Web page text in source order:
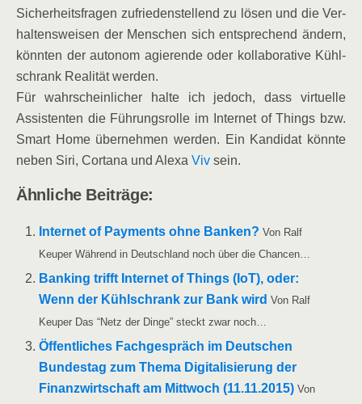
Sicher­heits­fra­gen zufrie­den­stel­lend zu lösen und die Ver­
hal­tens­wei­sen der Men­schen sich ent­spre­chend ändern,
könn­ten der auto­nom agie­ren­de oder kol­la­bo­ra­ti­ve Kühl­
schrank Rea­li­tät werden.
Für wahr­schein­li­cher hal­te ich jedoch, dass vir­tu­el­le
Assis­ten­ten die Füh­rungs­rol­le im Inter­net of Things bzw.
Smart Home über­neh­men wer­den. Ein Kan­di­dat könn­te
neben Siri, Cort­a­na und Ale­xa Viv sein.
Ähn­li­che Beiträge:
Inter­net of Pay­ments ohne Ban­ken? Von Ralf
Keu­per Wäh­rend in Deutsch­land noch über die Chancen…
Ban­king trifft Inter­net of Things (IoT), oder:
Wenn der Kühl­schrank zur Bank wird Von Ralf
Keu­per Das “Netz der Din­ge” steckt zwar noch…
Öffent­li­ches Fach­ge­spräch im Deut­schen
Bun­des­tag zum The­ma Digi­ta­li­sie­rung der
Finanz­wirt­schaft am Mitt­woch (11.11.2015) Von